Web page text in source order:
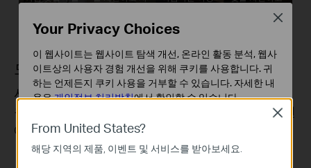
경을 조성합니
모드 설정
사용자 맞춤형 모드를 설정해 보세요. 롤러 셔터를
원하는 위치로 즉시 이동시키거나 여러 장치를 한 번
에 제어할 수 있습니다.
From United States?
해당 지역의 제품, 이벤트 및 서비스를 받아보세요.
Close
Your Privacy Choices
이 웹사이트는 웹사이트 탐색 개선, 온라인 활동 분석, 웹사
이트상의 사용자 경험 개선을 위해 쿠키를 사용합니다. 귀
하는 언제든지 쿠키 사용을 거부할 수 있습니다. 자세한 내
용은개인정보 처리방침에서 확인할 수 있습니다.
기본 쿠키
이 쿠키는 웹사이트가 작동하는 데 필요하며 사용자의 시
스템에서 비활성화할 수 없습니다.
Close